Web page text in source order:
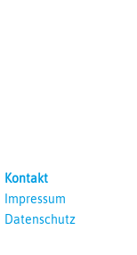
Kontakt
Impressum
Datenschutz